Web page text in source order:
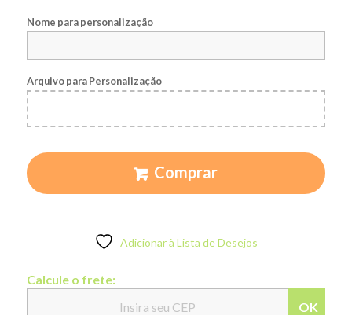
Nome para personalização
Arquivo para Personalização
Comprar
Adicionar à Lista de Desejos
Calcule o frete:
OK